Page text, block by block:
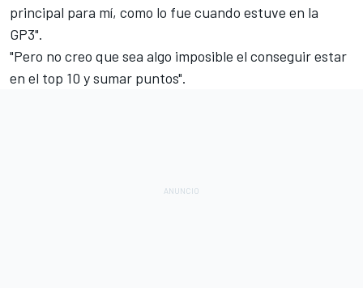
principal para mí, como lo fue cuando estuve en la
GP3".
"Pero no creo que sea algo imposible el conseguir estar
en el top 10 y sumar puntos".